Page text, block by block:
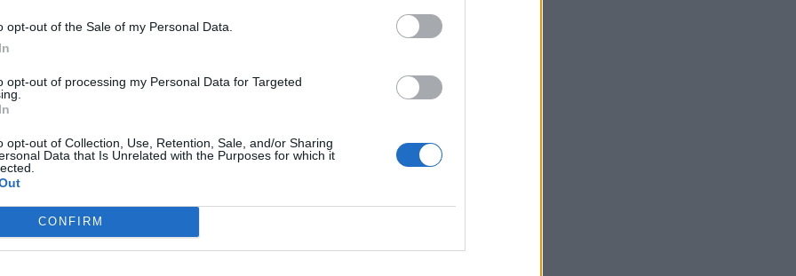
opt-out of the Sale of my Personal Data.
opt-out of processing my Personal Data for Targeted
opt-out of Collection, Use, Retention, Sale, and/or Sharing
Data that Is Unrelated with the Purposes for which it
CONFIRM
να ανακοινώσει φορολογικές
μέλλον. Είπε, επίσης, ότι η χθεσινή
στους φόβους για τον κοροναϊό και
για να αντιμετωπίσουν το πρόβλημα. Όπως
σκληρά για το θέμα αυτό. «Και νομίζω
καλή δουλειά. Το ελπίζουμε» ανέφερε.
Bluesky Email Copy Link